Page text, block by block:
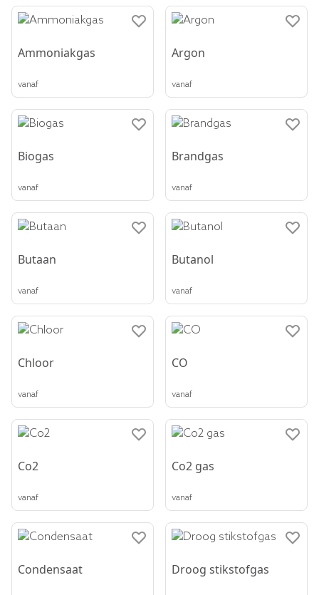
Ammoniakgas
vanaf
Argon
vanaf
Biogas
vanaf
Brandgas
vanaf
Butaan
vanaf
Butanol
vanaf
Chloor
vanaf
CO
vanaf
Co2
vanaf
Co2 gas
vanaf
Condensaat Droog stikstofgas